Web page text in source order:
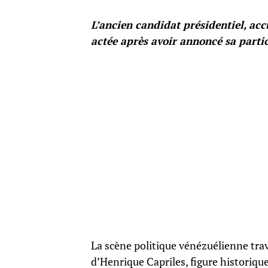
L’ancien candidat présidentiel,
actée après avoir annoncé sa
La scène politique vénézuélienne
d’Henrique Capriles, figure